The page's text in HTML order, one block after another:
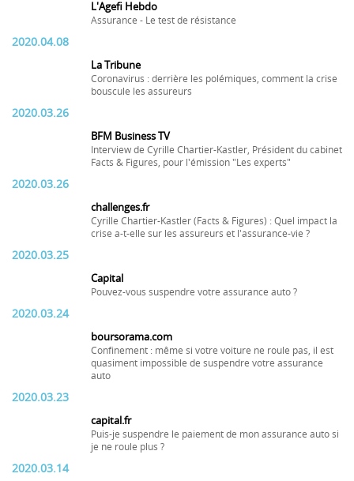
L'Agefi Hebdo
Assurance - Le test de résistance
2020.04.08
La Tribune
Coronavirus : derrière les polémiques, comment la crise
bouscule les assureurs
2020.03.26
BFM Business TV
Interview de Cyrille Chartier-Kastler, Président du cabinet
Facts & Figures, pour l'émission "Les experts"
2020.03.26
challenges.fr
Cyrille Chartier-Kastler (Facts & Figures) : Quel impact la
crise a-t-elle sur les assureurs et l'assurance-vie ?
2020.03.25
Capital
Pouvez-vous suspendre votre assurance auto ?
2020.03.24
boursorama.com
Confinement : même si votre voiture ne roule pas, il est
quasiment impossible de suspendre votre assurance
auto
2020.03.23
capital.fr
Puis-je suspendre le paiement de mon assurance auto si
je ne roule plus ?
2020.03.14